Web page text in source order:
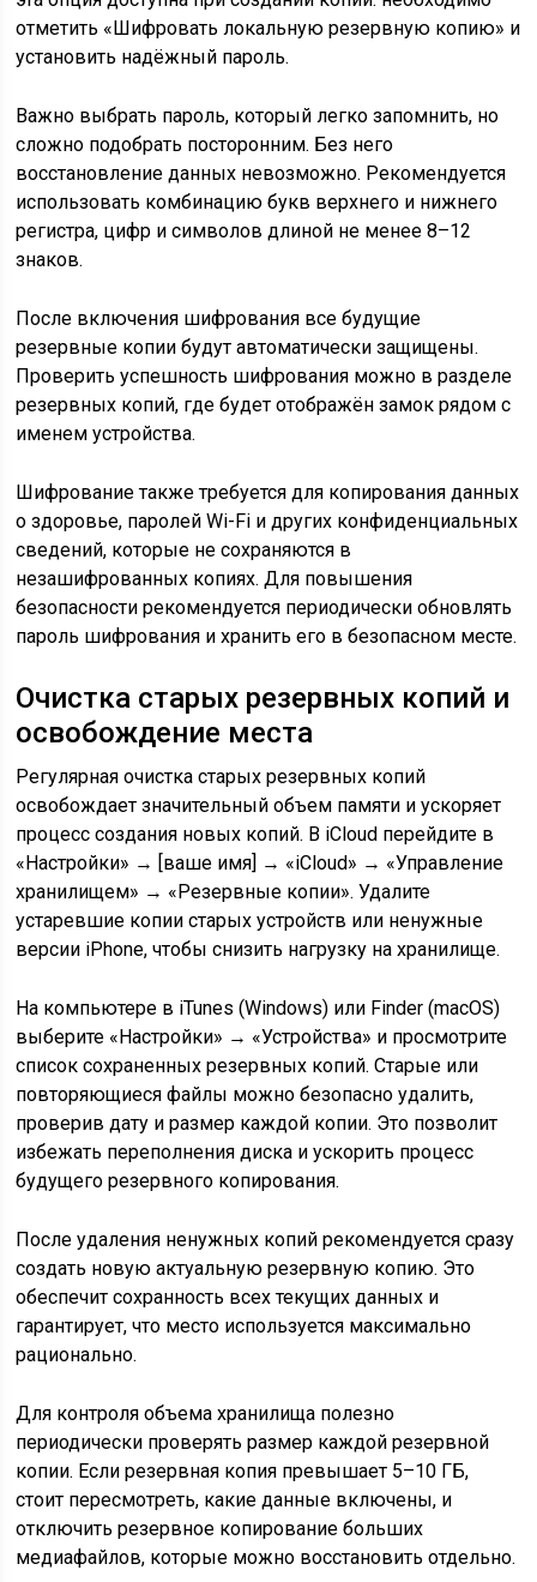
отметить «Шифровать локальную резервную копию» и
установить надёжный пароль.
Важно выбрать пароль, который легко запомнить, но
сложно подобрать посторонним. Без него
восстановление данных невозможно. Рекомендуется
использовать комбинацию букв верхнего и нижнего
регистра, цифр и символов длиной не менее 8–12
знаков.
После включения шифрования все будущие
резервные копии будут автоматически защищены.
Проверить успешность шифрования можно в разделе
резервных копий, где будет отображён замок рядом с
именем устройства.
Шифрование также требуется для копирования данных
о здоровье, паролей Wi-Fi и других конфиденциальных
сведений, которые не сохраняются в
незашифрованных копиях. Для повышения
безопасности рекомендуется периодически обновлять
пароль шифрования и хранить его в безопасном месте.
Очистка старых резервных копий и
освобождение места
Регулярная очистка старых резервных копий
освобождает значительный объем памяти и ускоряет
процесс создания новых копий. В iCloud перейдите в
«Настройки» → [ваше имя] → «iCloud» → «Управление
хранилищем» → «Резервные копии». Удалите
устаревшие копии старых устройств или ненужные
версии iPhone, чтобы снизить нагрузку на хранилище.
На компьютере в iTunes (Windows) или Finder (macOS)
выберите «Настройки» → «Устройства» и просмотрите
список сохраненных резервных копий. Старые или
повторяющиеся файлы можно безопасно удалить,
проверив дату и размер каждой копии. Это позволит
избежать переполнения диска и ускорить процесс
будущего резервного копирования.
После удаления ненужных копий рекомендуется сразу
создать новую актуальную резервную копию. Это
обеспечит сохранность всех текущих данных и
гарантирует, что место используется максимально
рационально.
Для контроля объема хранилища полезно
периодически проверять размер каждой резервной
копии. Если резервная копия превышает 5–10 ГБ,
стоит пересмотреть, какие данные включены, и
отключить резервное копирование больших
медиафайлов, которые можно восстановить отдельно.